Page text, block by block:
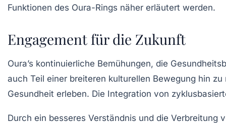
Funktionen des Oura-Rings näher erläutert werden.
Engagement für die Zukunft
Oura’s kontinuierliche Bemühungen, die
auch Teil einer breiteren kulturellen Bewegung hin
Gesundheit erleben. Die Integration von
Durch ein besseres Verständnis und die Verbreitung